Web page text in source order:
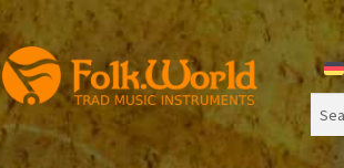
Skip
to
navigation
Skip
to
content
for: